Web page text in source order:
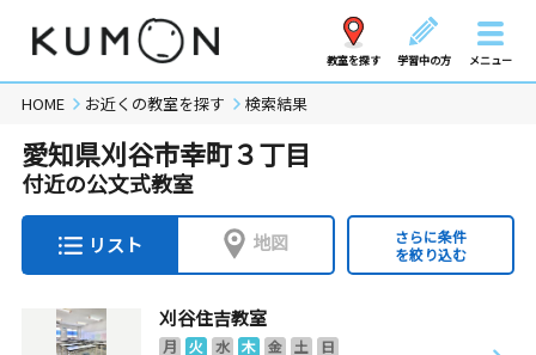
教室を探す 学習中の方 メニュー
HOME お近くの教室を探す 検索結果
愛知県刈谷市幸町３丁目
付近の公文式教室
リスト 地図
さらに条件
を絞り込む
刈谷住吉教室
月 火 水 木 金 土
日